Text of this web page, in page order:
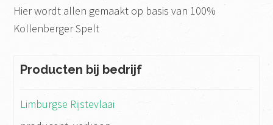
Hier wordt allen gemaakt op basis van 100%
Kollenberger Spelt
Producten bij bedrijf
Limburgse Rijstevlaai